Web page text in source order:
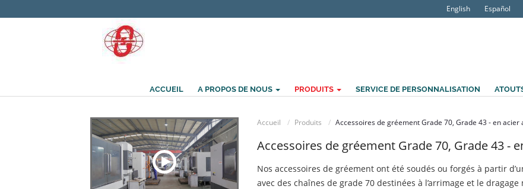
English Español
ACCUEIL A PROPOS DE NOUS PRODUITS SERVICE DE PERSONNALISATION
Accueil Produits Accessoires de gréement Grade 70, Grade 43 - en
Accessoires de gréement Grade 70, Grade 43 -
Nos accessoires de gréement ont été soudés ou forgés à partir
avec des chaînes de grade 70 destinées à l’arrimage et le dragage